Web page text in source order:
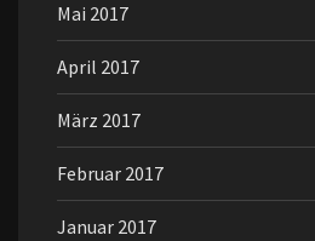
Mai 2017
April 2017
März 2017
Februar 2017
Januar 2017